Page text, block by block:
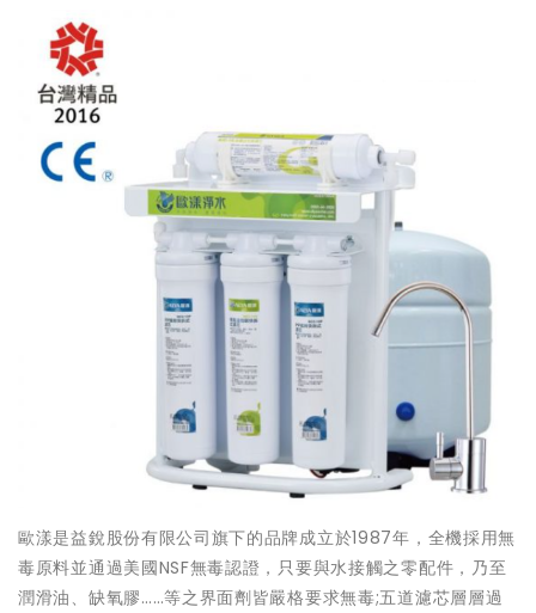
歐漾是益銳股份有限公司旗下的品牌成立於1987年，全機採用無
毒原料並通過美國NSF無毒認證，只要與水接觸之零配件，乃至
潤滑油、缺氧膠……等之界面劑皆嚴格要求無毒;五道濾芯層層過